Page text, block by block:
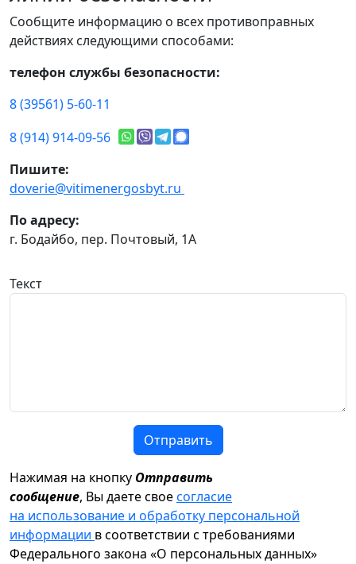
Сообщите информацию о всех противоправных
действиях следующими способами:
телефон службы безопасности:
8 (39561) 5-60-11
8 (914) 914-09-56
Пишите:
doverie@vitimenergosbyt.ru
По адресу:
г. Бодайбо, пер. Почтовый, 1А
Текст
Отправить
Нажимая на кнопку Отправить
сообщение, Вы даете своесогласие
на использование и обработку персональной
информации в соответствии с требованиями
Федерального закона «О персональных данных»